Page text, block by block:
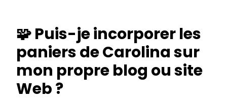
🧩 Puis-je incorporer les
paniers de Carolina sur
mon propre blog ou site
Web ?